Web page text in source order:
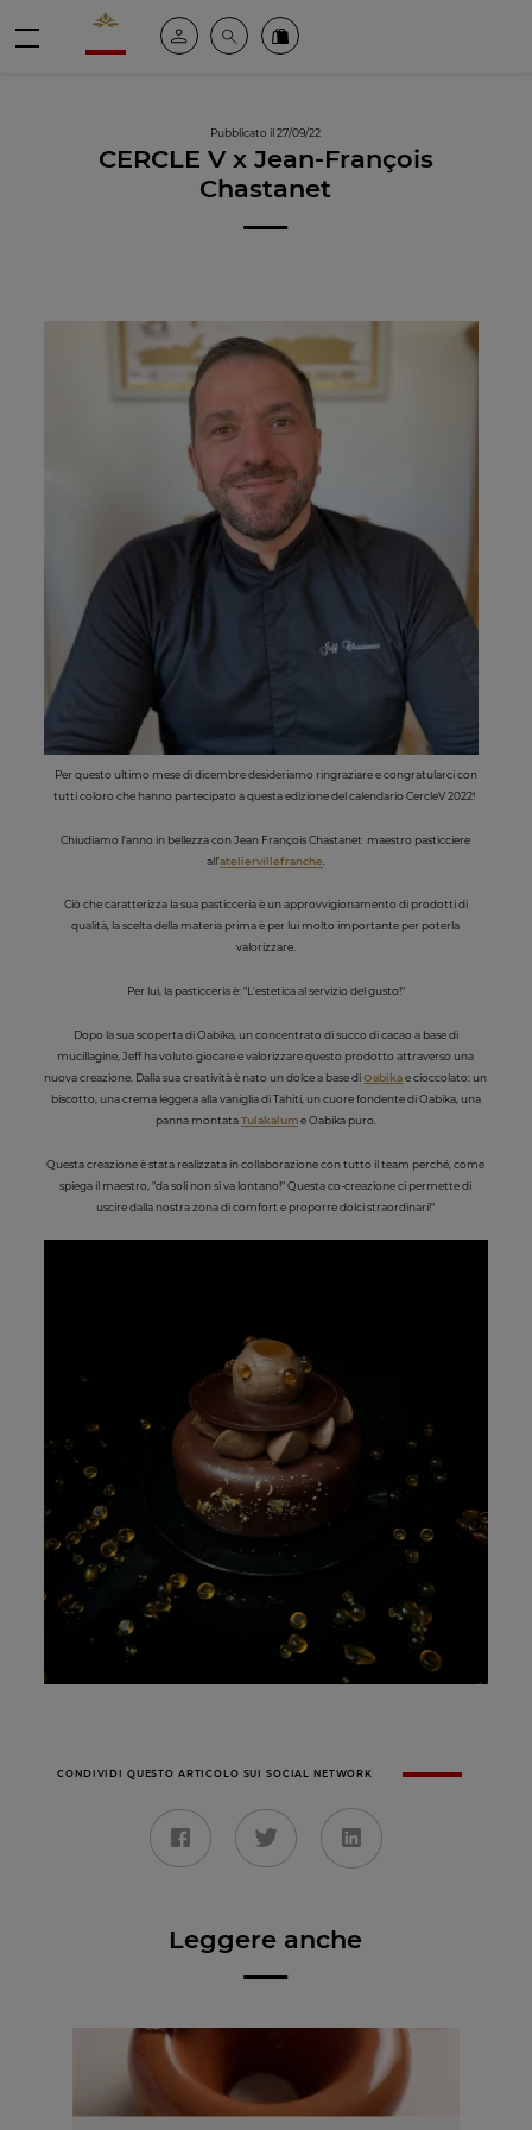
Valrhona - Imaginons le meilleur du chocolat
Il mio account
Cerca Ordinate i nostri prodotti online
Pubblicato il 27/09/22
CERCLE V x Jean-François
Chastanet
Per questo ultimo mese di dicembre desideriamo ringraziare e congratularci con
tutti coloro che hanno partecipato a questa edizione del calendario CercleV 2022!
Chiudiamo l’anno in bellezza con Jean François Chastanet maestro pasticciere
all’ateliervillefranche
Ciò che caratterizza la sua pasticceria è un approvvigionamento di prodotti di
qualità, la scelta della materia prima è per lui molto importante per poterla
valorizzare.
Per lui, la pasticceria è: "L'estetica al servizio del gusto!"
Dopo la sua scoperta di Oabika, un concentrato di succo di cacao a base di
mucillagine, Jeff ha voluto giocare e valorizzare questo prodotto attraverso una
nuova creazione. Dalla sua creatività è nato un dolce a base diOabikae cioccolato: un
biscotto, una crema leggera alla vaniglia di Tahiti, un cuore fondente di Oabika, una
panna montataTulakalume Oabika puro.
Questa creazione è stata realizzata in collaborazione con tutto il team perché, come
spiega il maestro, "da soli non si va lontano!" Questa co-creazione ci permette di
uscire dalla nostra zona di comfort e proporre dolci straordinari!"
CONDIVIDI QUESTO ARTICOLO SUI SOCIAL NETWORK
Leggere anche